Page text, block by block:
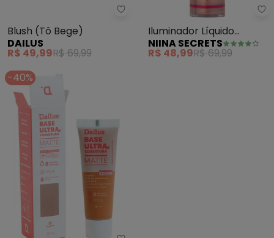
Dailus - Blush (Tô Bege) - Dailus
Blush (Tô Bege)
DAILUS
R$ 49,99R$ 69,99
Iluminador Líquido
Luminous (Bronze)
NIINA SECRETS
R$ 48,99R$ 69,99
-40%